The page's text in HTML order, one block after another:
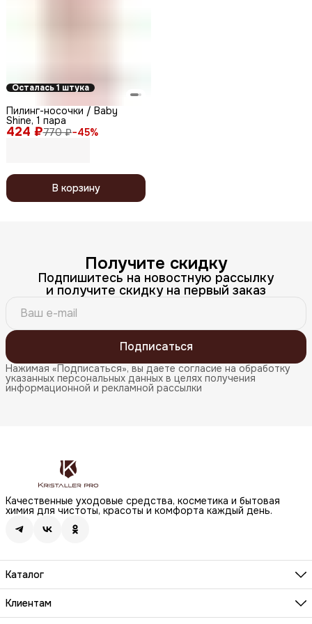
Осталась 1 штука
424 ₽770 ₽−45%
Пилинг-носочки / Baby
Shine, 1 пара
В корзину
Получите скидку
Подпишитесь на новостную рассылку
и получите скидку на первый заказ
Подписаться
Нажимая «Подписаться», вы даете согласие на обработку
указанных персональных данных в целях получения
информационной и рекламной рассылки
Качественные уходовые средства, косметика и бытовая
химия для чистоты, красоты и комфорта каждый день.
Каталог
Волосы
Клиентам